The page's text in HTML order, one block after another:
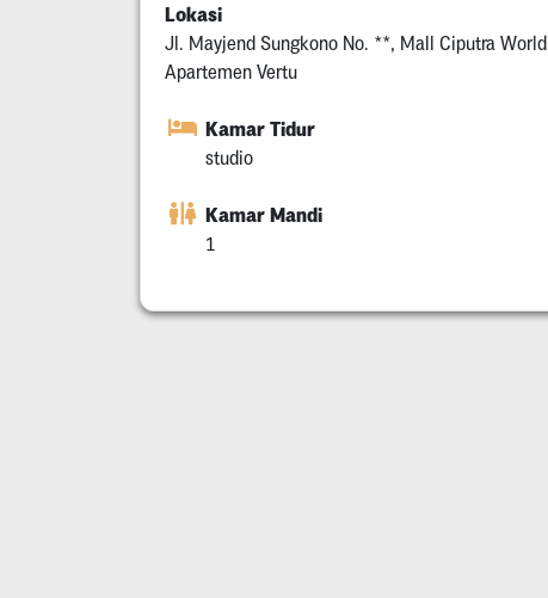
Lokasi
Jl. Mayjend Sungkono No. **, Mall Ciputra World,
Apartemen Vertu
Kamar Tidur
studio
Kamar Mandi
1